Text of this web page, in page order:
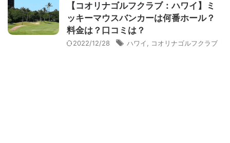
【コオリナゴルフクラブ：ハワイ】ミ
ッキーマウスバンカーは何番ホール？
料金は？口コミは？
2022/12/28 ハワイ コオリナゴルフクラブ